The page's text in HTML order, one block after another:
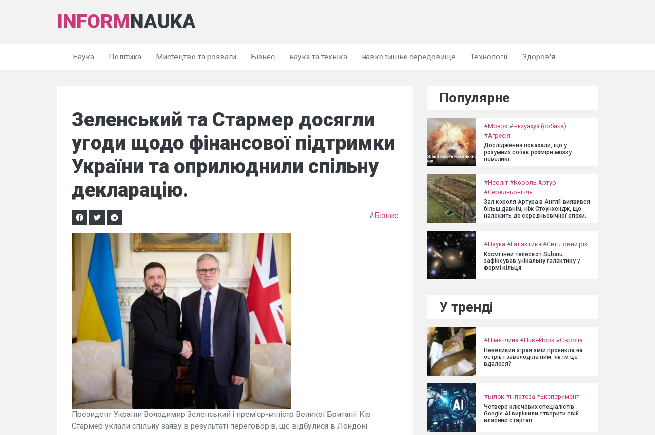
INFORMNAUKA
Наука Політика Мистецтво та розваги Бізнес наука та техніка навколишнє середовище Технології Здоров'я
Зеленський та Стармер досягли
угоди щодо фінансової підтримки
України та оприлюднили спільну
декларацію.
#Бізнес
Президент України Володимир Зеленський і прем'єр-міністр Великої Британії Кір
Стармер уклали спільну заяву в результаті переговорів, що відбулися в Лондоні.
Популярне
#Мозок #Чихуахуа (собака)
#Агресія
Дослідження показали, що у
розумних собак розміри мозку
невеликі.
#Неоліт #Король Артур
#Середньовіччя
Зал короля Артура в Англії виявився
більш давнім, ніж Стоунхендж, що
належить до середньовічної епохи.
#Наука #Галактика #Світловий рік
Космічний телескоп Subaru
зафіксував унікальну галактику у
формі кільця.
У тренді
#Німеччина #Нью-Йорк #Європа
Невеликий зграя змій проникла на
острів і заволоділа ним: як їм це
вдалося?
#Білок #Гіпотеза #Експеримент
Четверо ключових спеціалістів
Google AI вирішили створити свій
власний стартап.